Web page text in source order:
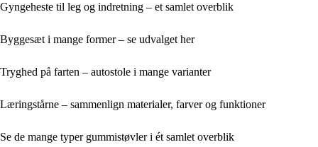
Gyngeheste til leg og indretning – et samlet overblik
Byggesæt i mange former – se udvalget her
Tryghed på farten – autostole i mange varianter
Læringstårne – sammenlign materialer, farver og funktioner
Se de mange typer gummistøvler i ét samlet overblik